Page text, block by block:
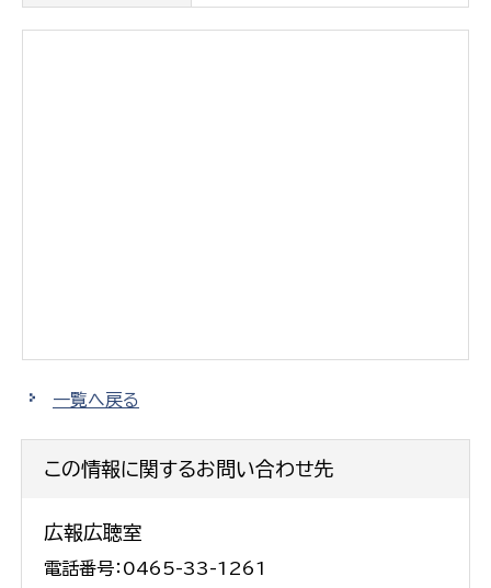
一覧へ戻る
この情報に関するお問い合わせ先
広報広聴室
電話番号：0465-33-1261